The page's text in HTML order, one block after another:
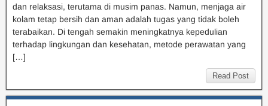
dan relaksasi, terutama di musim panas. Namun, menjaga air
kolam tetap bersih dan aman adalah tugas yang tidak boleh
terabaikan. Di tengah semakin meningkatnya kepedulian
terhadap lingkungan dan kesehatan, metode perawatan yang
[…]
Read Post